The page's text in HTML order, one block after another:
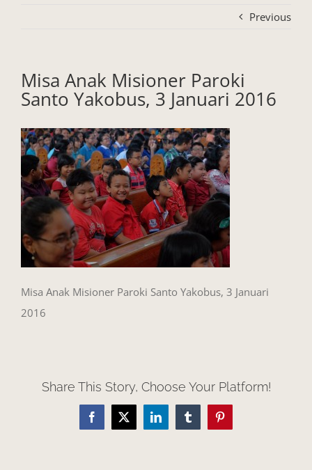
Previous
Misa Anak Misioner Paroki
Santo Yakobus, 3 Januari 2016
Misa Anak Misioner Paroki Santo Yakobus, 3 Januari
2016
Share This Story, Choose Your Platform!
Facebook
X LinkedInTumblrPinterest